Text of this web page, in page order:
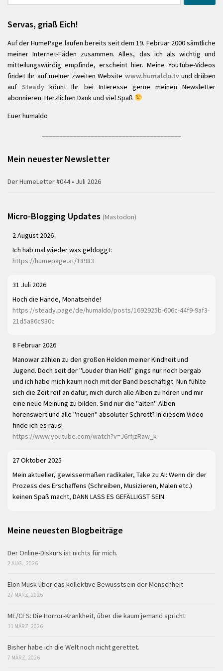
Servas, griaß Eich!
Auf der HumePage laufen bereits seit dem 19. Februar 2000 sämtliche
meiner Internet-Fäden zusammen. Alles, das ich als wichtig und
mitteilungswürdig empfinde, erscheint hier. Meine YouTube-Videos
findet Ihr auf meiner zweiten Website www.humaldo.tvund drüben
auf Steady könnt Ihr bei Interesse gerne meinen Newsletter
abonnieren. Herzlichen Dank und viel Spaß
Euer humaldo
Mein neuester Newsletter
Der HumeLetter #044 • Juli 2026
Micro-Blogging Updates (Mastodon)
2 August 2026
Ich hab mal wieder was gebloggt:
https://humepage.at/18983
31 Juli 2026
Hoch die Hände, Monatsende!
https://steady.page/de/humaldo/posts/1692925b-606c-44f9-9af3-
21d5a86c930c
8 Februar 2026
Manowar zählen zu den großen Helden meiner Kindheit und
Jugend. Doch seit der "Louder than Hell" gings nur noch bergab
und ich habe mich kaum noch mit der Band beschäftigt. Nun fühlte
sich die Zeit reif an dafür, mich durch alle Alben zu hören und mir
eine neue Meinung zu bilden. Sind nur die "alten" Alben
hörenswert und alle "neuen" absoluter Schrott? In diesem Video
finde ich es raus!
https://www.youtube.com/watch?v=J6rfjzRaw_k
27 Oktober 2025
Mein aktueller, gewissermaßen radikaler, Take zu AI: Wenn dir der
Prozess des Erschaffens (Schreiben, Musizieren, Malen etc.)
keinen Spaß macht, DANN LASS ES GEFÄLLIGST SEIN.
Meine neuesten Blogbeiträge
Der Online-Diskurs ist nichts für mich.
2 AUG., 2026
Elon Musk über das kollektive Bewusstsein der Menschheit
27 MÄRZ, 2026
ME/CFS: Die Horror-Krankheit, über die kaum jemand spricht.
11 MÄRZ, 2026
Bisher habe ich die Welt noch nicht gerettet.
7 MÄRZ, 2026